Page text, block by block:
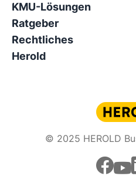
KMU-Lösungen
Ratgeber
Rechtliches
Herold
© 2025 HEROLD